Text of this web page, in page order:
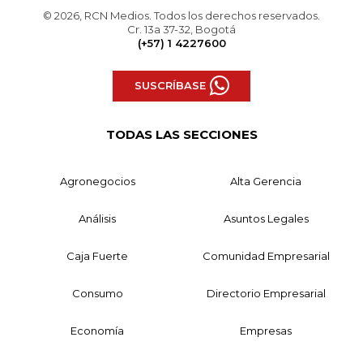
© 2026, RCN Medios. Todos los derechos reservados.
Cr. 13a 37-32, Bogotá
(+57) 1 4227600
SUSCRÍBASE
TODAS LAS SECCIONES
Agronegocios Alta Gerencia
Análisis Asuntos Legales
Caja Fuerte Comunidad Empresarial
Consumo Directorio Empresarial
Economía Empresas